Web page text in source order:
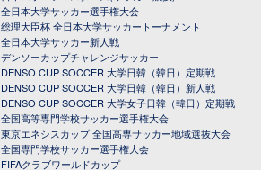
全日本大学サッカー選手権大会
総理大臣杯 全日本大学サッカートーナメント
全日本大学サッカー新人戦
デンソーカップチャレンジサッカー
DENSO CUP SOCCER 大学日韓（韓日）定期戦
DENSO CUP SOCCER 大学日韓（韓日）新人戦
DENSO CUP SOCCER 大学女子日韓（韓日）定期戦
全国高等専門学校サッカー選手権大会
東京エネシスカップ 全国高専サッカー地域選抜大会
全国専門学校サッカー選手権大会
FIFAクラブワールドカップ